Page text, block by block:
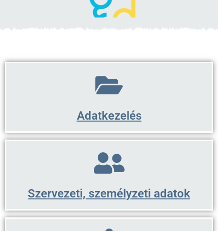
Adatkezelés
Szervezeti, személyzeti adatok